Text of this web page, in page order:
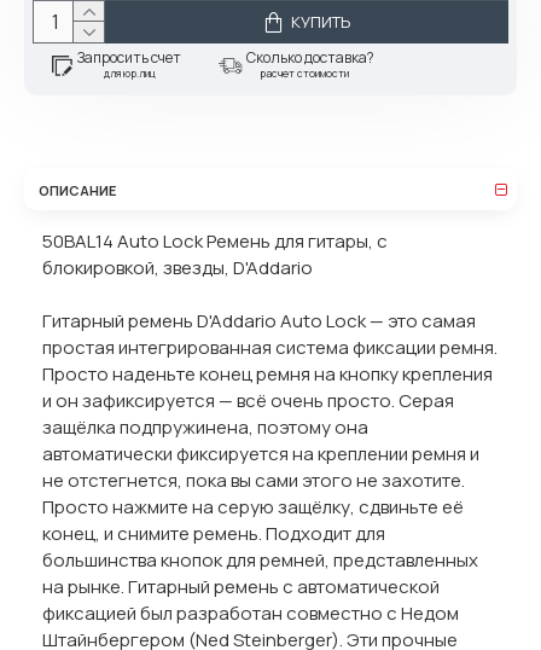
КУПИТЬ
Запросить счет
для юр.лиц
Сколько доставка?
расчет стоимости
ОПИСАНИЕ
50BAL14 Auto Lock Ремень для гитары, с
блокировкой, звезды, D'Addario
Гитарный ремень D'Addario Auto Lock — это самая
простая интегрированная система фиксации ремня.
Просто наденьте конец ремня на кнопку крепления
и он зафиксируется — всё очень просто. Серая
защёлка подпружинена, поэтому она
автоматически фиксируется на креплении ремня и
не отстегнется, пока вы сами этого не захотите.
Просто нажмите на серую защёлку, сдвиньте её
конец, и снимите ремень. Подходит для
большинства кнопок для ремней, представленных
на рынке. Гитарный ремень с автоматической
фиксацией был разработан совместно с Недом
Штайнбергером (Ned Steinberger). Эти прочные